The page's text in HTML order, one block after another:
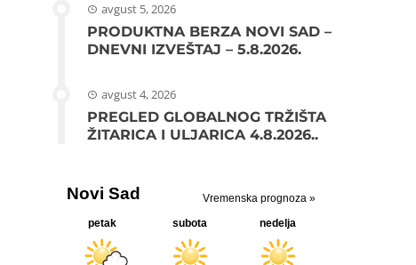
avgust 5, 2026
PRODUKTNA BERZA NOVI SAD –
DNEVNI IZVEŠTAJ – 5.8.2026.
avgust 4, 2026
PREGLED GLOBALNOG TRŽIŠTA
ŽITARICA I ULJARICA 4.8.2026..